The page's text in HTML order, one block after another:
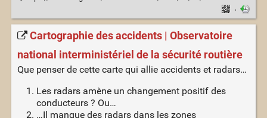
·
Cartographie des accidents | Observatoire
national interministériel de la sécurité routière
Que penser de cette carte qui allie accidents et radars…
Les radars amène un changement positif des
conducteurs ? Ou…
…Il manque des radars dans les zones